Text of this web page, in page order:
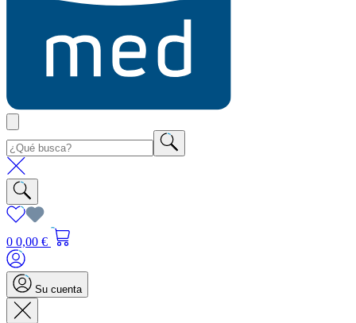
0 0,00 €
Su cuenta